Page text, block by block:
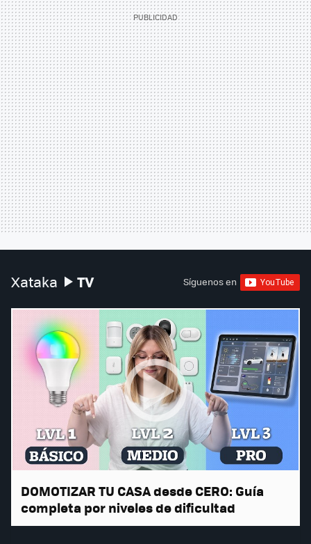
Xataka TV Síguenos en
DOMOTIZAR TU CASA desde CERO: Guía
completa por niveles de dificultad